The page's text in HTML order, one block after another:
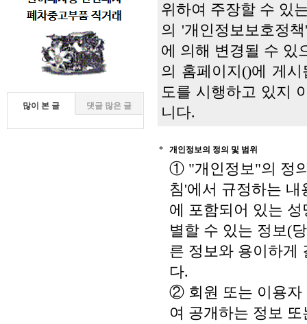
많이 본 글 댓글 많은 글
위하여 주장할 수 있
의 '개인정보보호정
에 의해 변경될 수 있
의 홈페이지()에 게
도를 시행하고 있지
니다.
* 개인정보의 정의 및 범위
① "개인정보"의 정
침'에서 규정하는
에 포함되어 있는
별할 수 있는 정보(
른 정보와 용이하게
다.
② 회원 또는 이용자
여 공개하는 정보